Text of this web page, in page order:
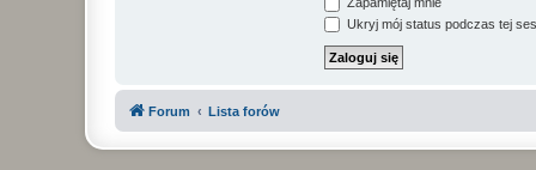
Ukryj mój status podczas tej
Forum Lista forów